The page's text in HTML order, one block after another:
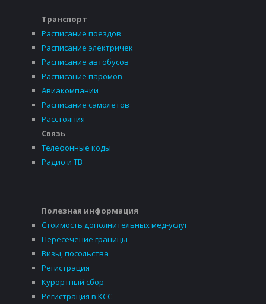
Транспорт
Расписание поездов
Расписание электричек
Расписание автобусов
Расписание паромов
Авиакомпании
Расписание самолетов
Расстояния
Связь
Телефонные коды
Радио и ТВ
Полезная информация
Стоимость дополнительных мед-услуг
Пересечение границы
Визы, посольства
Регистрация
Курортный сбор
Регистрация в КСС